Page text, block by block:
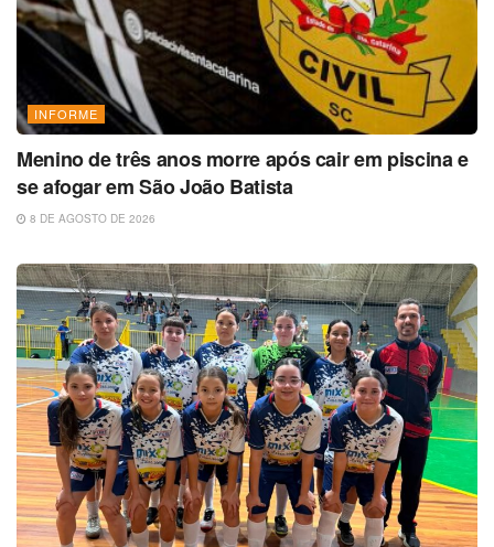
INFORME
Menino de três anos morre após cair em piscina e
se afogar em São João Batista
8 DE AGOSTO DE 2026